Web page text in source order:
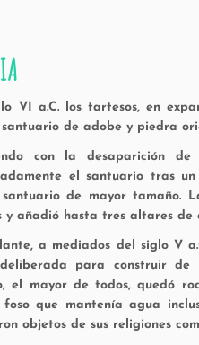
VI a.C. los tartesos, en
santuario de adobe y piedra
con la desaparición
el santuario tras
santuario de mayor tamaño.
y añadió hasta tres altares de
a mediados del siglo V
para construir de
el mayor de todos, quedó
foso que mantenía agua
objetos de sus religiones